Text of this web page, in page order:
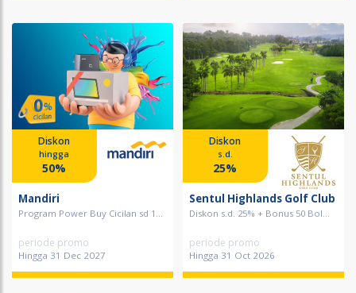
Diskon
hingga
50%
Mandiri
Program Power Buy Cicilan sd 1...
periode promo
Hingga 31 Dec 2027
Diskon
s.d.
25%
Sentul Highlands Golf Club
Diskon s.d. 25% + Bonus 50 Bol...
periode promo
Hingga 31 Oct 2026